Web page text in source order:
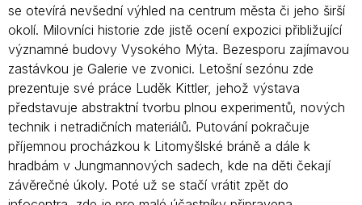
se otevírá nevšední výhled na centrum města či jeho širší
okolí. Milovníci historie zde jistě ocení expozici přibližující
významné budovy Vysokého Mýta. Bezesporu zajímavou
zastávkou je Galerie ve zvonici. Letošní sezónu zde
prezentuje své práce Luděk Kittler, jehož výstava
představuje abstraktní tvorbu plnou experimentů, nových
technik i netradičních materiálů. Putování pokračuje
příjemnou procházkou k Litomyšlské bráně a dále k
hradbám v Jungmannových sadech, kde na děti čekají
závěrečné úkoly. Poté už se stačí vrátit zpět do